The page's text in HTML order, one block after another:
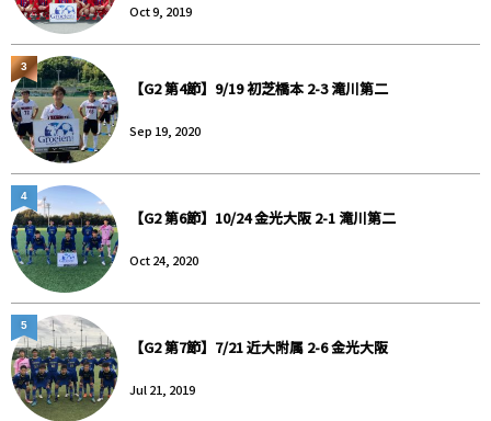
Oct 9, 2019
【G2 第4節】9/19 初芝橋本 2-3 滝川第二
Sep 19, 2020
3
【G2 第6節】10/24 金光大阪 2-1 滝川第二
Oct 24, 2020
4
【G2 第7節】7/21 近大附属 2-6 金光大阪
Jul 21, 2019
5